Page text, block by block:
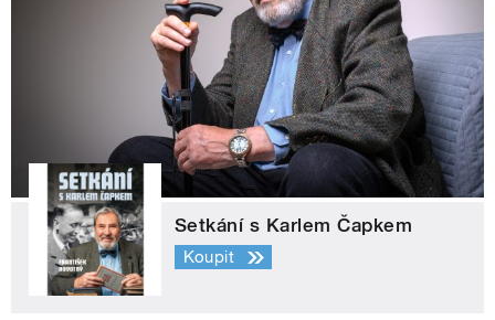
Setkání s Karlem Čapkem
Koupit